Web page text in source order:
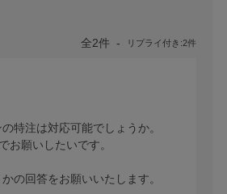
全2件 リプライ付き:2件
特注は対応可能でしょうか。
お願いしたいです。
の回答をお願いいたします。